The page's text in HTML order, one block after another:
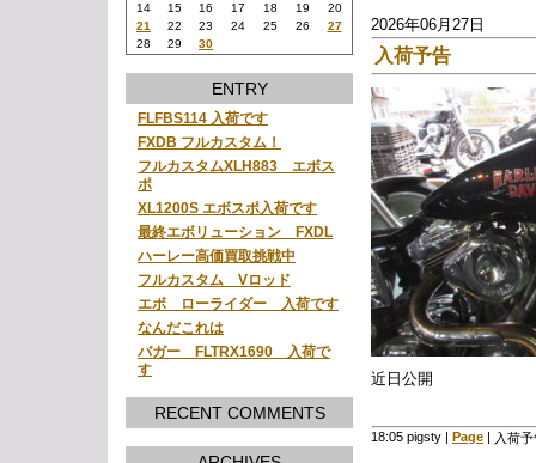
14
15 16 17 18 19
20
21
22 23 24 25 26
27
28
29 30
ENTRY
FLFBS114 入荷です
FXDB フルカスタム！
フルカスタムXLH883 エボス
ポ
XL1200S エボスポ入荷です
最終エボリューション FXDL
ハーレー高価買取挑戦中
フルカスタム Vロッド
エボ ローライダー 入荷です
なんだこれは
バガー FLTRX1690 入荷で
す
RECENT COMMENTS
2026年06月27日
入荷予告
近日公開
18:05 pigsty | Page | 入荷